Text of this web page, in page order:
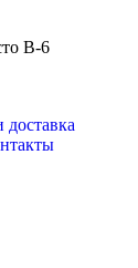
В-6
доставка